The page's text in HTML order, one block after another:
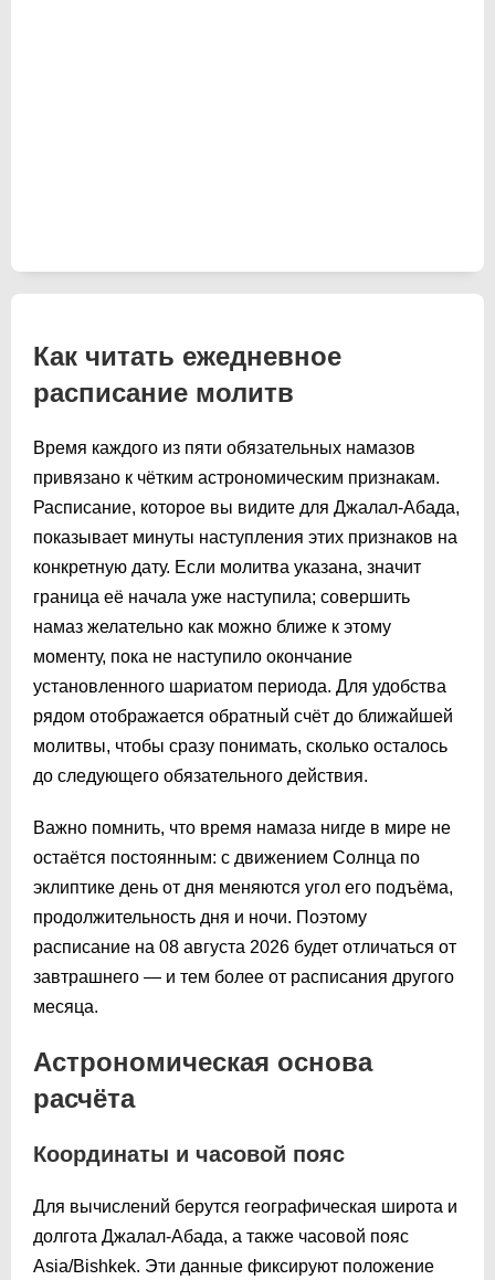
Как читать ежедневное
расписание молитв
Время каждого из пяти обязательных намазов
привязано к чётким астрономическим признакам.
Расписание, которое вы видите для Джалал-Абада,
показывает минуты наступления этих признаков на
конкретную дату. Если молитва указана, значит
граница её начала уже наступила; совершить
намаз желательно как можно ближе к этому
моменту, пока не наступило окончание
установленного шариатом периода. Для удобства
рядом отображается обратный счёт до ближайшей
молитвы, чтобы сразу понимать, сколько осталось
до следующего обязательного действия.
Важно помнить, что время намаза нигде в мире не
остаётся постоянным: с движением Солнца по
эклиптике день от дня меняются угол его подъёма,
продолжительность дня и ночи. Поэтому
расписание на 08 августа 2026 будет отличаться от
завтрашнего — и тем более от расписания другого
месяца.
Астрономическая основа
расчёта
Координаты и часовой пояс
Для вычислений берутся географическая широта и
долгота Джалал-Абада, а также часовой пояс
Asia/Bishkek. Эти данные фиксируют положение